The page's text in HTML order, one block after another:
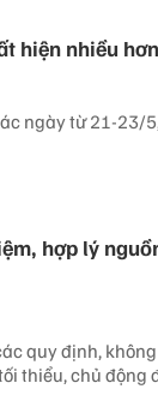
hiện nhiều
ngày từ 21-23/
hợp lý
quy định,
thiểu, chủ động